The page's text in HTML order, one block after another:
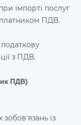
імпорті послуг
ПДВ.
з ПДВ.
ПДВ)
із